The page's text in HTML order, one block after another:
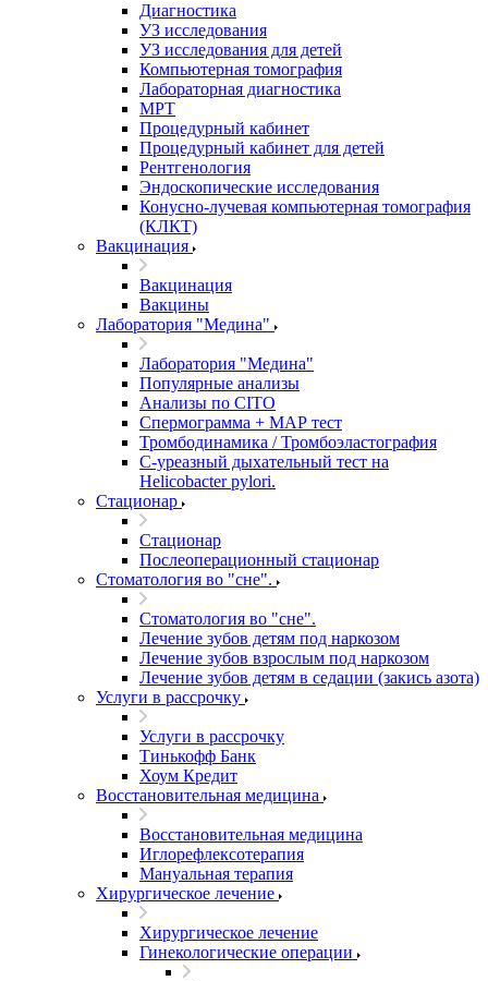
Диагностика
УЗ исследования
УЗ исследования для детей
Компьютерная томография
Лабораторная диагностика
МРТ
Процедурный кабинет
Процедурный кабинет для детей
Рентгенология
Эндоскопические исследования
Конусно-лучевая компьютерная томография
(КЛКТ)
Вакцинация
Вакцинация
Вакцины
Лаборатория "Медина"
Лаборатория "Медина"
Популярные анализы
Анализы по CITO
Спермограмма + МАР тест
Тромбодинамика / Тромбоэластография
С-уреазный дыхательный тест на
Helicobacter pylori.
Стационар
Стационар
Послеоперационный стационар
Стоматология во "сне".
Стоматология во "сне".
Лечение зубов детям под наркозом
Лечение зубов взрослым под наркозом
Лечение зубов детям в седации (закись азота)
Услуги в рассрочку
Услуги в рассрочку
Тинькофф Банк
Хоум Кредит
Восстановительная медицина
Восстановительная медицина
Иглорефлексотерапия
Мануальная терапия
Хирургическое лечение
Хирургическое лечение
Гинекологические операции